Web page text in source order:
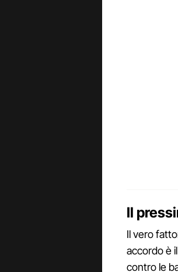
Il
Il vero
accordo è
contro le